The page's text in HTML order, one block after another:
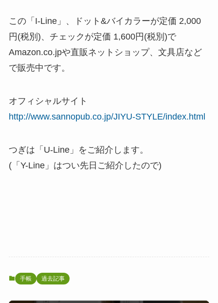
この「I-Line」、ドット&バイカラーが定価 2,000
円(税別)、チェックが定価 1,600円(税別)で
Amazon.co.jpや直販ネットショップ、文具店など
で販売中です。
オフィシャルサイト
http://www.sannopub.co.jp/JIYU-STYLE/index.html
つぎは「U-Line」をご紹介します。
(「Y-Line」はつい先日ご紹介したので)
手帳 過去記事